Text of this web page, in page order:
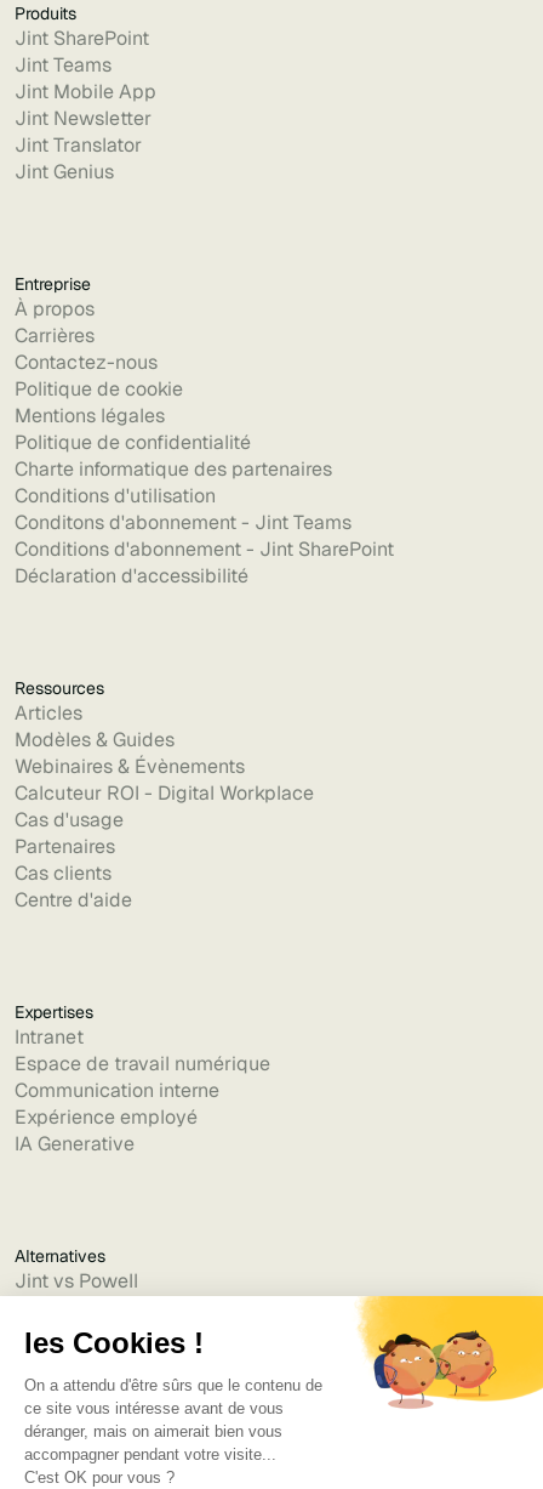
Produits
Jint SharePoint
Jint Teams
Jint Mobile App
Jint Newsletter
Jint Translator
Jint Genius
Entreprise
À propos
Carrières
Contactez-nous
Politique de cookie
Mentions légales
Politique de confidentialité
Charte informatique des partenaires
Conditions d'utilisation
Conditons d'abonnement - Jint Teams
Conditions d'abonnement - Jint SharePoint
Déclaration d'accessibilité
Ressources
Articles
Modèles & Guides
Webinaires & Évènements
Calcuteur ROI - Digital Workplace
Cas d'usage
Partenaires
Cas clients
Centre d'aide
Expertises
Intranet
Espace de travail numérique
Communication interne
Expérience employé
IA Generative
Alternatives
Jint vs Powell
Jint vs Jamespot
Jint vs Jalios
Jint vs Intranet.ai
Jint vs Akumina
Jint vs Interact
Jint vs Intranet Inside